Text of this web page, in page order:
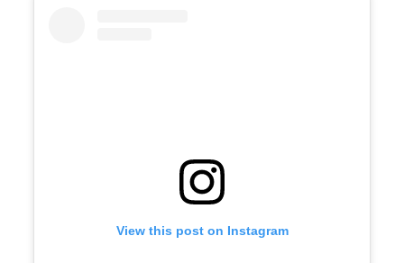
View this post on Instagram